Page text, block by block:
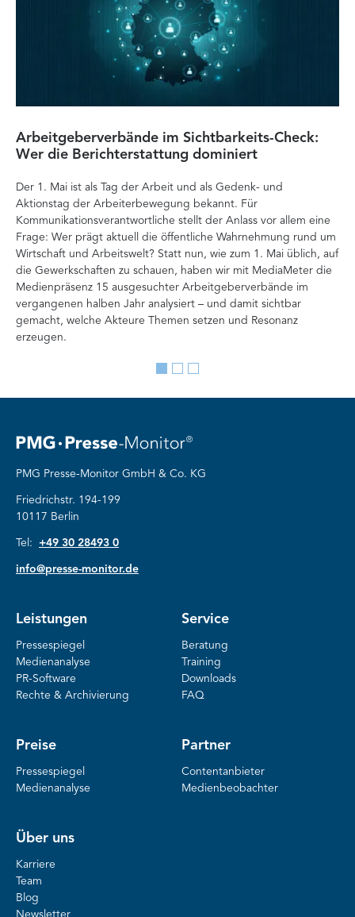
Arbeitgeberverbände im Sichtbarkeits-Check:
Wer die Berichterstattung dominiert
Der 1. Mai ist als Tag der Arbeit und als Gedenk- und
Aktionstag der Arbeiterbewegung bekannt. Für
Kommunikationsverantwortliche stellt der Anlass vor allem eine
Frage: Wer prägt aktuell die öffentliche Wahrnehmung rund um
Wirtschaft und Arbeitswelt? Statt nun, wie zum 1. Mai üblich, auf
die Gewerkschaften zu schauen, haben wir mit MediaMeter die
Medienpräsenz 15 ausgesuchter Arbeitgeberverbände im
vergangenen halben Jahr analysiert – und damit sichtbar
gemacht, welche Akteure Themen setzen und Resonanz
erzeugen.
Go
slide
Go
slide
Go
slide
PMG Presse-Monitor GmbH & Co. KG
Friedrichstr. 194-199
10117 Berlin
Tel: +49 30 28493 0
info@presse-monitor.de
Leistungen
Pressespiegel
Medienanalyse
PR-Software
Rechte & Archivierung
Service
Beratung
Training
Downloads
FAQ
Preise
Pressespiegel
Medienanalyse
Partner
Contentanbieter
Medienbeobachter
Über uns
Karriere
Team
Blog
Newsletter